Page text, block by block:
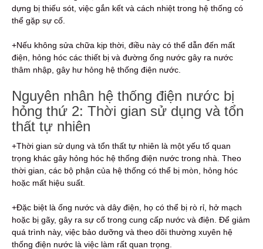
dựng bị thiếu sót, việc gắn kết và cách nhiệt trong hệ thống có
thể gặp sự cố.
+Nếu không sửa chữa kịp thời, điều này có thể dẫn đến mất
điện, hỏng hóc các thiết bị và đường ống nước gây ra nước
thâm nhập, gây hư hỏng hệ thống điện nước.
Nguyên nhân hệ thống điện nước bị
hỏng thứ 2: Thời gian sử dụng và tổn
thất tự nhiên
+Thời gian sử dụng và tổn thất tự nhiên là một yếu tố quan
trọng khác gây hỏng hóc hệ thống điện nước trong nhà. Theo
thời gian, các bộ phận của hệ thống có thể bị mòn, hỏng hóc
hoặc mất hiệu suất.
+Đặc biệt là ống nước và dây điện, họ có thể bị rò rỉ, hở mạch
hoặc bị gãy, gây ra sự cố trong cung cấp nước và điện. Để giảm
quá trình này, việc bảo dưỡng và theo dõi thường xuyên hệ
thống điện nước là việc làm rất quan trọng.